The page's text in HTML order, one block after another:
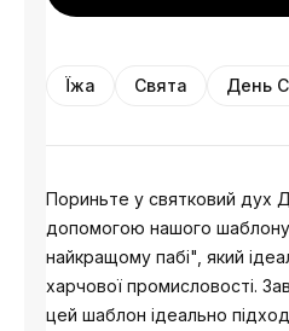
Їжа Свята День
Пориньте у святковий дух
допомогою нашого
найкращому пабі", який
харчової промисловості.
цей шаблон ідеально